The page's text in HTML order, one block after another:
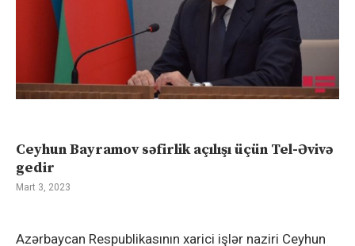
Ceyhun Bayramov səfirlik açılışı üçün Tel-Əvivə
gedir
Mart 3, 2023
Azərbaycan Respublikasının xarici işlər naziri Ceyhun